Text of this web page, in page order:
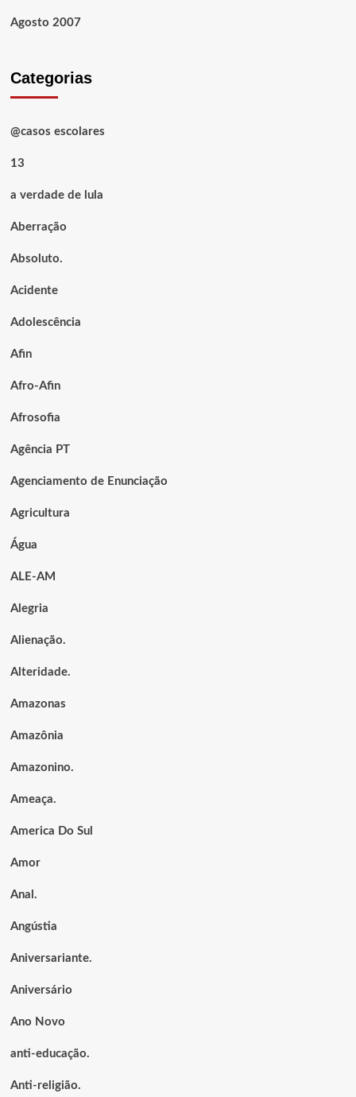
Agosto 2007
Categorias
@casos escolares
13
a verdade de lula
Aberração
Absoluto.
Acidente
Adolescência
Afin
Afro-Afin
Afrosofia
Agência PT
Agenciamento de Enunciação
Agricultura
Água
ALE-AM
Alegria
Alienação.
Alteridade.
Amazonas
Amazônia
Amazonino.
Ameaça.
America Do Sul
Amor
Anal.
Angústia
Aniversariante.
Aniversário
Ano Novo
anti-educação.
Anti-religião.